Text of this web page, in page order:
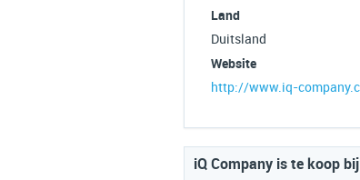
Land
Duitsland
Website
http://www.iq-
iQ Company is te koop